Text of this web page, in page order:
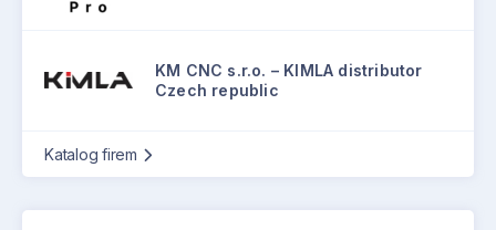
KM CNC s.r.o. – KIMLA distributor
Czech republic
Katalog firem